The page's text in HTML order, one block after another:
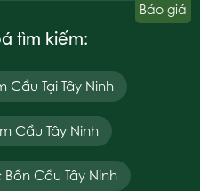
tìm kiếm:
Cầu Tại Tây Ninh
Cầu Tây Ninh
Bồn Cầu Tây Ninh
Báo giá